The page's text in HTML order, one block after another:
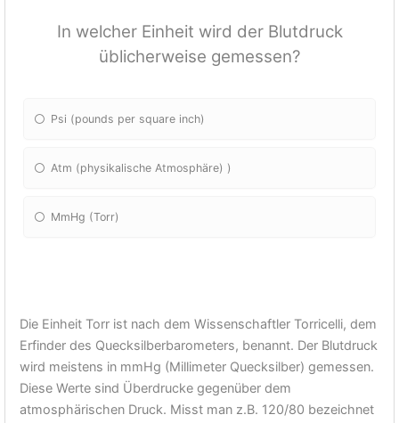
In welcher Einheit wird der Blutdruck
üblicherweise gemessen?
Psi (pounds per square inch)
Atm (physikalische Atmosphäre) )
MmHg (Torr)
Die Einheit Torr ist nach dem Wissenschaftler Torricelli, dem
Erfinder des Quecksilberbarometers, benannt. Der Blutdruck
wird meistens in mmHg (Millimeter Quecksilber) gemessen.
Diese Werte sind Überdrucke gegenüber dem
atmosphärischen Druck. Misst man z.B. 120/80 bezeichnet